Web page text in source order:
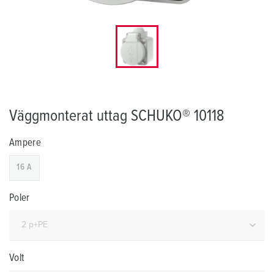
Väggmonterat uttag SCHUKO® 10118
Ampere
16 A
Poler
Volt